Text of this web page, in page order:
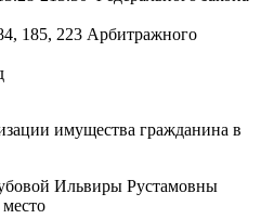
185, 223 Арбитражного
имущества гражданина в
Ильвиры Рустамовны